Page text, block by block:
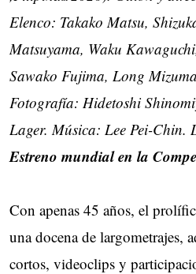
Elenco: Takako Matsu,
Matsuyama, Waku
Sawako Fujima, Long
Fotografía: Hidetoshi
Lager. Música: Lee Pei-Chin.
Estreno mundial en la
Con apenas 45 años, el
una docena de largometrajes,
cortos, videoclips y